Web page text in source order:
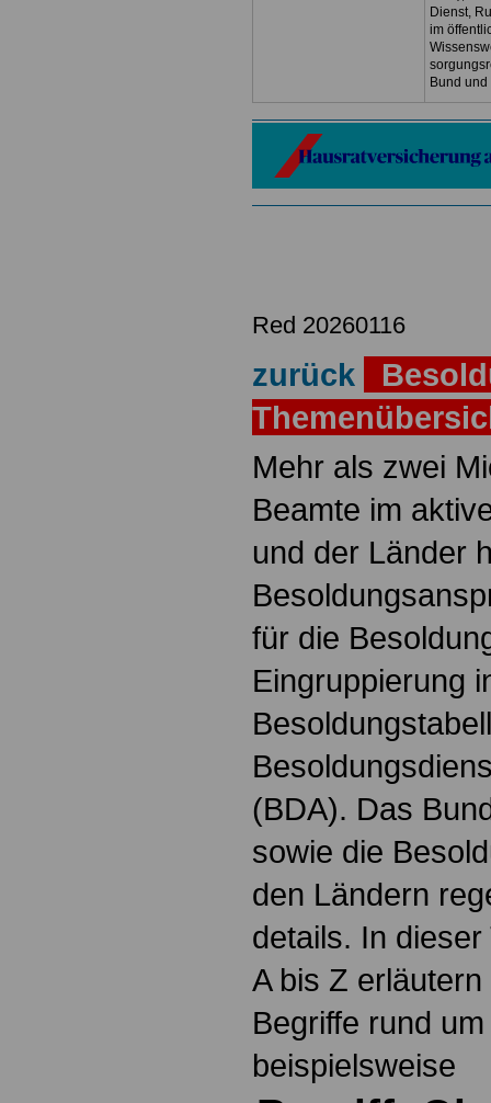
Dienst,
im
Bund
Red 20260116
zurück
Mehr als zwei
Beamte im
und der Länder
für die
Eingruppierung
(BDA). Das
sowie die
den Ländern
details. In
A bis Z
Begriffe rund
beispielsweise